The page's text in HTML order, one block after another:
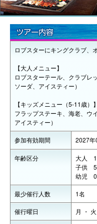
ロブスターにキングクラブ、
【大人メニュー】
ロブスターテール、クラブレ
ソーダ、アイスティー）
【キッズメニュー（5-11歳）】
フラップステーキ、海老、ウ
アイスティー）
参加有効期間 2027年
年齢区分
大人
子供
幼児 0-
最少催行人数 1名
催行曜日 月 ・